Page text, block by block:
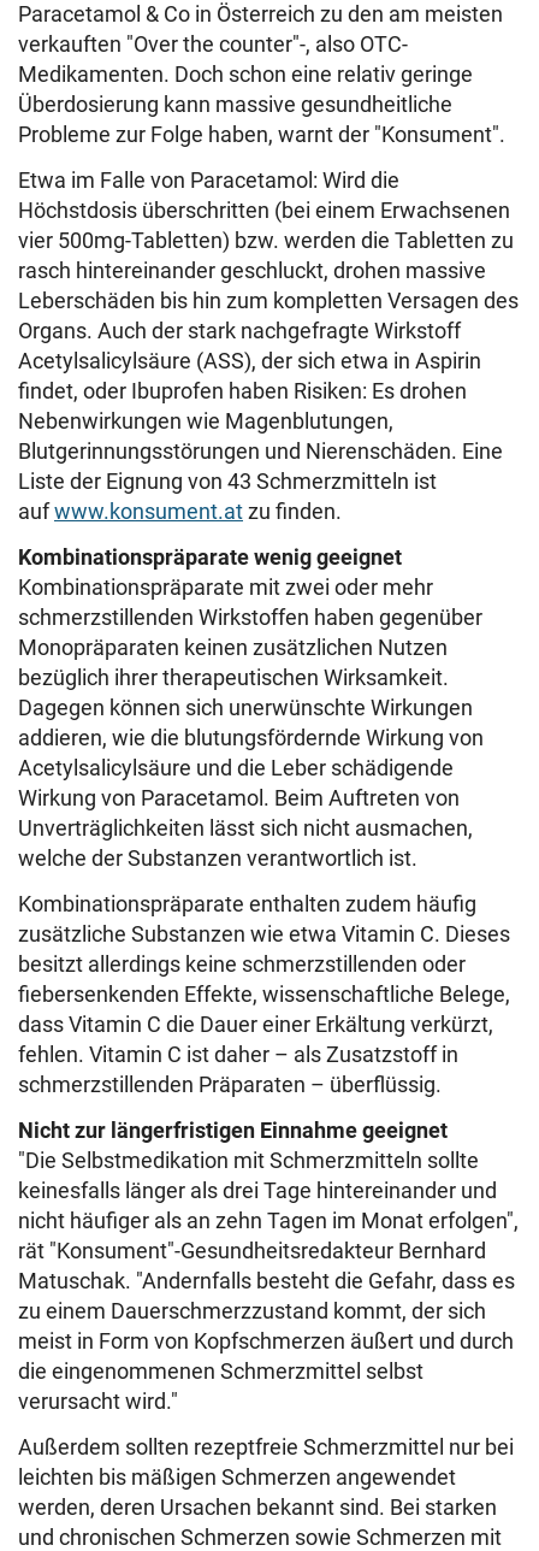
Paracetamol & Co in Österreich zu den am meisten
verkauften "Over the counter"-, also OTC-
Medikamenten. Doch schon eine relativ geringe
Überdosierung kann massive gesundheitliche
Probleme zur Folge haben, warnt der "Konsument".
Etwa im Falle von Paracetamol: Wird die
Höchstdosis überschritten (bei einem Erwachsenen
vier 500mg-Tabletten) bzw. werden die Tabletten zu
rasch hintereinander geschluckt, drohen massive
Leberschäden bis hin zum kompletten Versagen des
Organs. Auch der stark nachgefragte Wirkstoff
Acetylsalicylsäure (ASS), der sich etwa in Aspirin
findet, oder Ibuprofen haben Risiken: Es drohen
Nebenwirkungen wie Magenblutungen,
Blutgerinnungsstörungen und Nierenschäden. Eine
Liste der Eignung von 43 Schmerzmitteln ist
aufwww.konsument.atzu finden.
Kombinationspräparate wenig geeignet
Kombinationspräparate mit zwei oder mehr
schmerzstillenden Wirkstoffen haben gegenüber
Monopräparaten keinen zusätzlichen Nutzen
bezüglich ihrer therapeutischen Wirksamkeit.
Dagegen können sich unerwünschte Wirkungen
addieren, wie die blutungsfördernde Wirkung von
Acetylsalicylsäure und die Leber schädigende
Wirkung von Paracetamol. Beim Auftreten von
Unverträglichkeiten lässt sich nicht ausmachen,
welche der Substanzen verantwortlich ist.
Kombinationspräparate enthalten zudem häufig
zusätzliche Substanzen wie etwa Vitamin C. Dieses
besitzt allerdings keine schmerzstillenden oder
fiebersenkenden Effekte, wissenschaftliche Belege,
dass Vitamin C die Dauer einer Erkältung verkürzt,
fehlen. Vitamin C ist daher – als Zusatzstoff in
schmerzstillenden Präparaten – überflüssig.
Nicht zur längerfristigen Einnahme geeignet
"Die Selbstmedikation mit Schmerzmitteln sollte
keinesfalls länger als drei Tage hintereinander und
nicht häufiger als an zehn Tagen im Monat erfolgen",
rät "Konsument"-Gesundheitsredakteur Bernhard
Matuschak. "Andernfalls besteht die Gefahr, dass es
zu einem Dauerschmerzzustand kommt, der sich
meist in Form von Kopfschmerzen äußert und durch
die eingenommenen Schmerzmittel selbst
verursacht wird."
Außerdem sollten rezeptfreie Schmerzmittel nur bei
leichten bis mäßigen Schmerzen angewendet
werden, deren Ursachen bekannt sind. Bei starken
und chronischen Schmerzen sowie Schmerzen mit